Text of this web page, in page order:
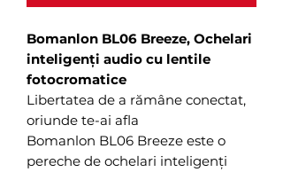
Bomanlon BL06 Breeze, Ochelari
inteligenți audio cu lentile
fotocromatice
Libertatea de a rămâne conectat,
oriunde te-ai afla
Bomanlon BL06 Breeze este o
pereche de ochelari inteligenți